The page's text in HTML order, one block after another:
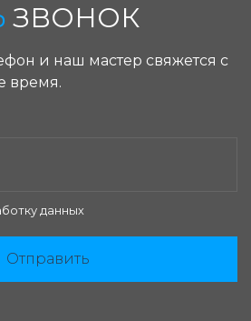
ЗВОНОК
и наш мастер свяжется с
время.
данных
Отправить